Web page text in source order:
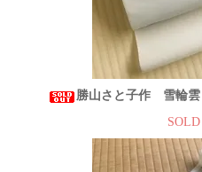
勝山さと子作 雪輪